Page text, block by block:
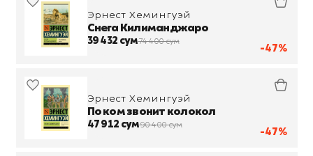
-47%
Эрнест Хемингуэй
Снега Килиманджаро
39 432 сум74 400 сум
-47%
Эрнест Хемингуэй
По ком звонит колокол
47 912 сум90 400 сум